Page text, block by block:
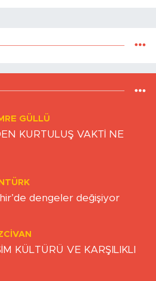
GÜLLÜ
KURTULUŞ VAKTİ NE
dengeler değişiyor
KÜLTÜRÜ VE KARŞILIKLI